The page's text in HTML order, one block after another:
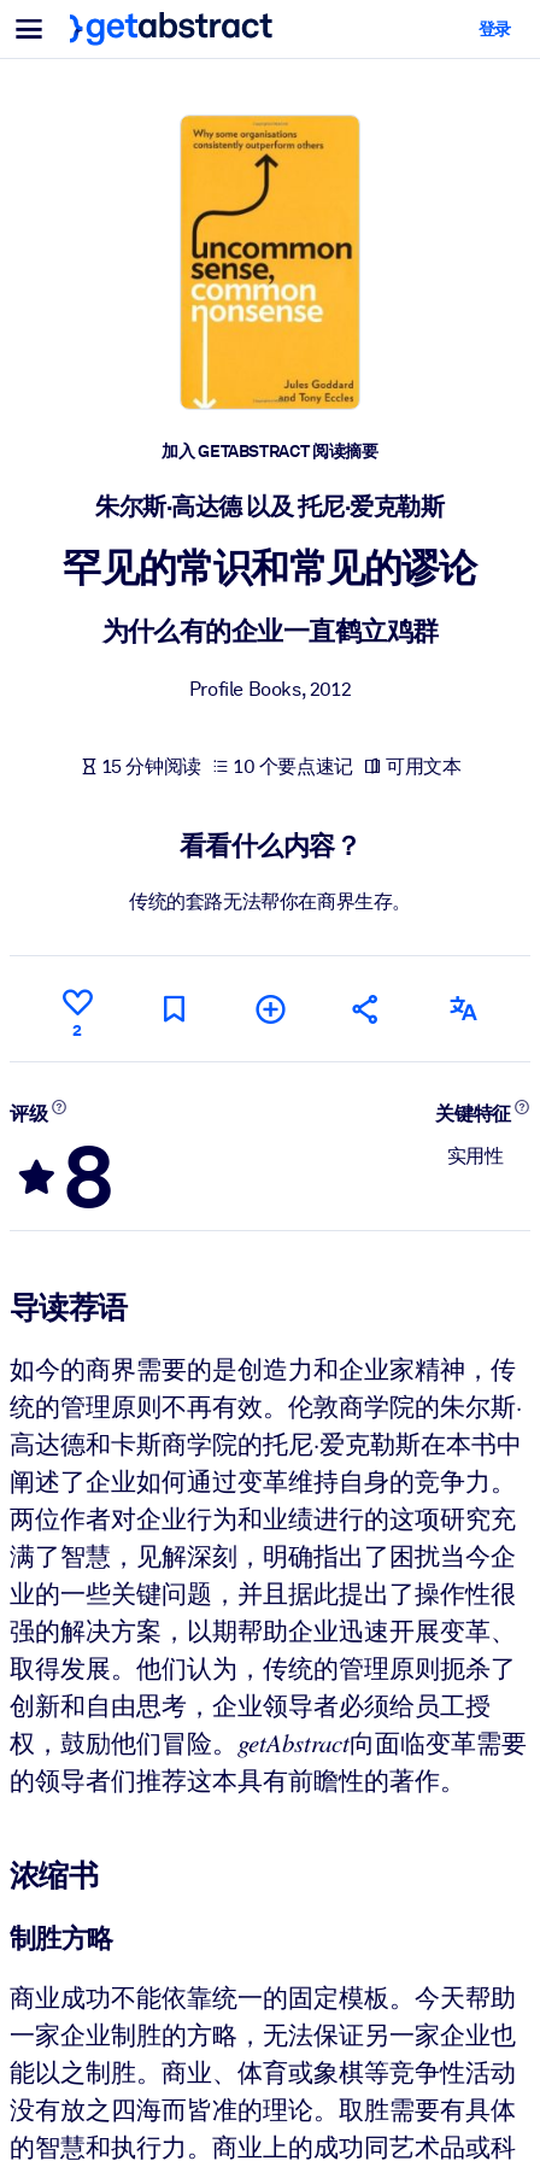
菜单
面向团队与管理者
为您的员工配备关键的人工智能技能。
帮助您的管理者为未来的工作时代做好准备。
让团队更轻松地共同学习、解决实际问题并更快采取行动。
培养您的员工应对未来挑战所需的技能。
按系统
面向 LMS/LXP
将简短且经过验证的知识引入您的 LMS/LXP，以获得更强的学习效
利用可靠、结构化的知识为您的人工智能系统提供动力，以改善输
面向人工智能系统
登录
加入 GETABSTRACT 阅读摘要
朱尔斯·高达德 以及 托尼·爱克勒斯
罕见的常识和常见的谬论
为什么有的企业一直鹤立鸡群
Profile Books,2012
15 分钟阅读 10 个要点速记 可用文本
看看什么内容？
传统的套路无法帮你在商界生存。
2
评级
8
关键特征
实用性
导读荐语
如今的商界需要的是创造力和企业家精神，传
统的管理原则不再有效。伦敦商学院的朱尔斯·
高达德和卡斯商学院的托尼·爱克勒斯在本书中
阐述了企业如何通过变革维持自身的竞争力。
两位作者对企业行为和业绩进行的这项研究充
满了智慧，见解深刻，明确指出了困扰当今企
业的一些关键问题，并且据此提出了操作性很
强的解决方案，以期帮助企业迅速开展变革、
取得发展。他们认为，传统的管理原则扼杀了
创新和自由思考，企业领导者必须给员工授
权，鼓励他们冒险。 getAbstract向面临变革需要
的领导者们推荐这本具有前瞻性的著作。
浓缩书
制胜方略
商业成功不能依靠统一的固定模板。今天帮助
一家企业制胜的方略，无法保证另一家企业也
能以之制胜。商业、体育或象棋等竞争性活动
没有放之四海而皆准的理论。取胜需要有具体
的智慧和执行力。商业上的成功同艺术品或科